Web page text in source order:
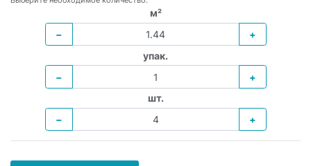
м²
−
+
упак.
−
+
шт.
−
+